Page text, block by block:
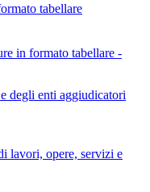
tabellare
in formato tabellare -
degli enti aggiudicatori
lavori, opere, servizi e